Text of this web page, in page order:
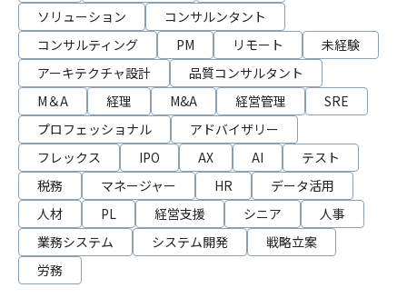
ソリューション
コンサルンタント
コンサルティング
PM リモート
未経験
アーキテクチャ設計
品質コンサルタント
M＆A
経理 M&A 経営管理
SRE
プロフェッショナル
アドバイザリー
フレックス
IPO AX AI
テスト
税務
マネージャー HR
データ活用
人材
PL 経営支援 シニア
人事
業務システム
システム開発
戦略立案
労務